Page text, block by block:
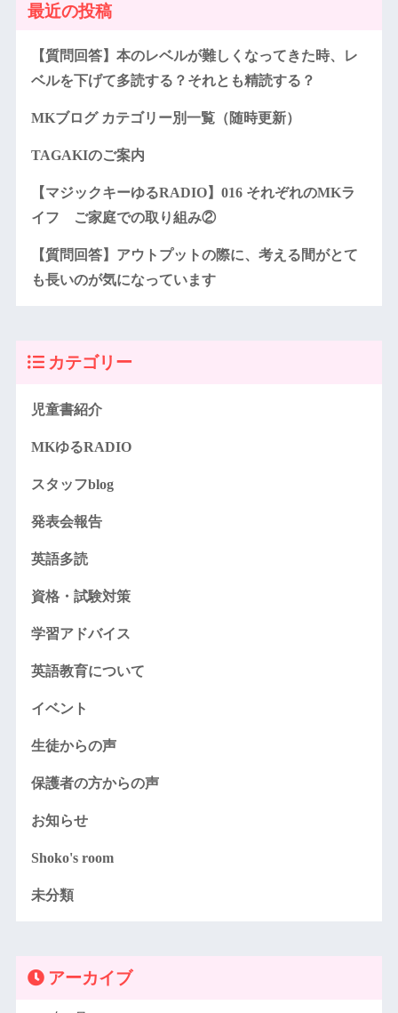
最近の投稿
【質問回答】本のレベルが難しくなってきた時、レ
ベルを下げて多読する？それとも精読する？
MKブログ カテゴリー別一覧（随時更新）
TAGAKIのご案内
【マジックキーゆるRADIO】016 それぞれのMKラ
イフ ご家庭での取り組み②
【質問回答】アウトプットの際に、考える間がとて
も長いのが気になっています
カテゴリー
児童書紹介
MKゆるRADIO
スタッフblog
発表会報告
英語多読
資格・試験対策
学習アドバイス
英語教育について
イベント
生徒からの声
保護者の方からの声
お知らせ
Shoko's room
未分類
アーカイブ